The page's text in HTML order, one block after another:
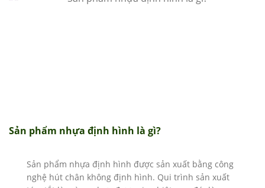
Sản phẩm nhựa định hình là gì?
Sản phẩm nhựa định hình được sản xuất bằng công
nghệ hút chân không định hình. Qui trình sản xuất